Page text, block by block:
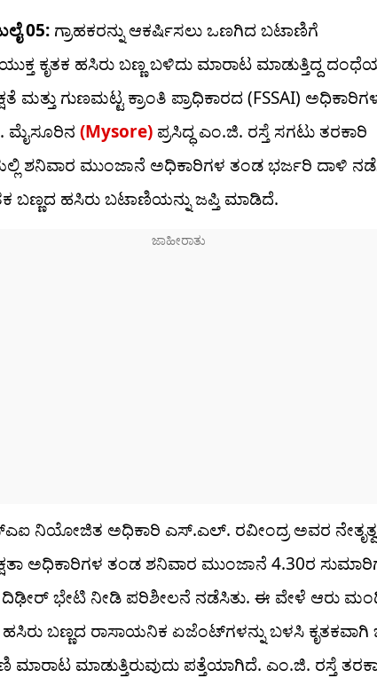
05: ಗ್ರಾಹಕರನ್ನು ಆಕರ್ಷಿಸಲು ಒಣಗಿದ ಬಟಾಣಿಗೆ
ಕೃತಕ ಹಸಿರು ಬಣ್ಣ ಬಳಿದು ಮಾರಾಟ ಮಾಡುತ್ತಿದ್ದ
ಮತ್ತು ಗುಣಮಟ್ಟ ಕ್ರಾಂತಿ ಪ್ರಾಧಿಕಾರದ (FSSAI)
ಮೈಸೂರಿನ (Mysore) ಪ್ರಸಿದ್ಧ ಎಂ.ಜಿ. ರಸ್ತೆ ಸಗಟು ತರಕಾರಿ
ಶನಿವಾರ ಮುಂಜಾನೆ ಅಧಿಕಾರಿಗಳ ತಂಡ ಭರ್ಜರಿ ದಾಳಿ
ಬಣ್ಣದ ಹಸಿರು ಬಟಾಣಿಯನ್ನು ಜಪ್ತಿ ಮಾಡಿದೆ.
ನಿಯೋಜಿತ ಅಧಿಕಾರಿ ಎಸ್‌.ಎಲ್. ರವೀಂದ್ರ ಅವರ
ಅಧಿಕಾರಿಗಳ ತಂಡ ಶನಿವಾರ ಮುಂಜಾನೆ 4.30ರ
ದಿಢೀರ್ ಭೇಟಿ ನೀಡಿ ಪರಿಶೀಲನೆ ನಡೆಸಿತು. ಈ ವೇಳೆ ಆರು
ಹಸಿರು ಬಣ್ಣದ ರಾಸಾಯನಿಕ ಏಜೆಂಟ್‌ಗಳನ್ನು ಬಳಸಿ ಕೃತಕವಾಗಿ
ಮಾರಾಟ ಮಾಡುತ್ತಿರುವುದು ಪತ್ತೆಯಾಗಿದೆ. ಎಂ.ಜಿ. ರಸ್ತೆ